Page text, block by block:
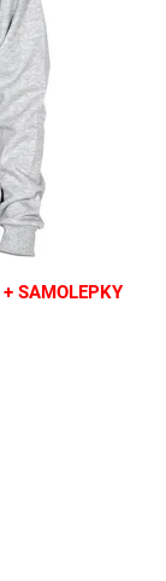
+ SAMOLEPKY